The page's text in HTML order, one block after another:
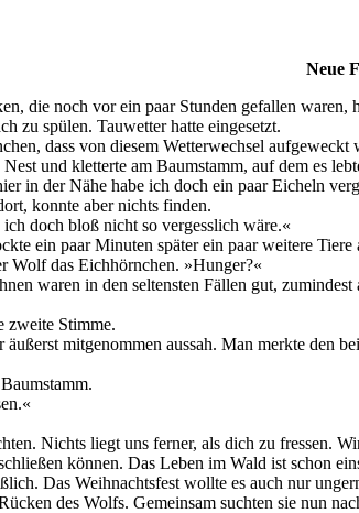
Neue
die noch vor ein paar Stunden gefallen
zu spülen. Tauwetter hatte eingesetzt.
dass von diesem Wetterwechsel aufgeweckt
und kletterte am Baumstamm, auf dem es
in der Nähe habe ich doch ein paar Eicheln
konnte aber nichts finden.
doch bloß nicht so vergesslich wäre.«
ein paar Minuten später ein paar weitere
Wolf das Eichhörnchen. »Hunger?«
waren in den seltensten Fällen gut,
zweite Stimme.
mitgenommen aussah. Man merkte den
Nichts liegt uns ferner, als dich zu fressen.
können. Das Leben im Wald ist schon
Das Weihnachtsfest wollte es auch nur
des Wolfs. Gemeinsam suchten sie nun